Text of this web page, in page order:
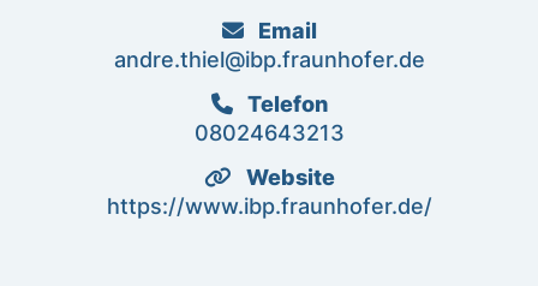
Email
andre.thiel@ibp.fraunhofer.de
Telefon
08024643213
Website
https://www.ibp.fraunhofer.de/